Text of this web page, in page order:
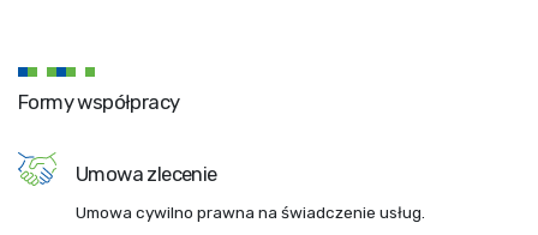
Formy współpracy
Umowa zlecenie
Umowa cywilno prawna na świadczenie usług.